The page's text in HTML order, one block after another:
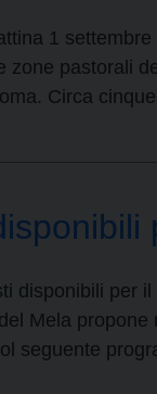
1
zone pastorali
Circa
disponibili per
Mela
seguente